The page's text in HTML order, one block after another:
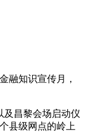
知识宣传月，
昌黎会场启动仪
县级网点的岭上